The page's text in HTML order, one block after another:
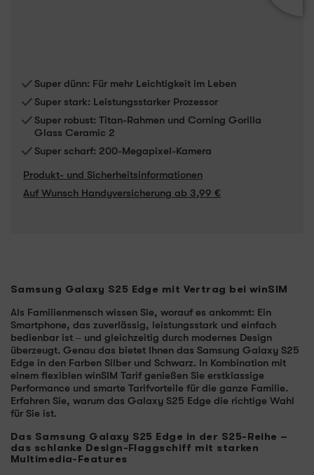
Super dünn: Für mehr Leichtigkeit im Leben
Super stark: Leistungsstarker Prozessor
Super robust: Titan-Rahmen und Corning Gorilla
Glass Ceramic 2
Super scharf: 200-Megapixel-Kamera
Produkt- und Sicherheitsinformationen
Auf Wunsch Handyversicherung ab 3,99 €
Samsung Galaxy S25 Edge mit Vertrag bei winSIM
Als Familienmensch wissen Sie, worauf es ankommt: Ein
Smartphone, das zuverlässig, leistungsstark und einfach
bedienbar ist – und gleichzeitig durch modernes Design
überzeugt. Genau das bietet Ihnen das Samsung Galaxy S25
Edge in den Farben Silber und Schwarz. In Kombination mit
einem flexiblen winSIM Tarif genießen Sie erstklassige
Performance und smarte Tarifvorteile für die ganze Familie.
Erfahren Sie, warum das Galaxy S25 Edge die richtige Wahl
für Sie ist.
Das Samsung Galaxy S25 Edge in der S25-Reihe –
das schlanke Design-Flaggschiff mit starken
Multimedia-Features